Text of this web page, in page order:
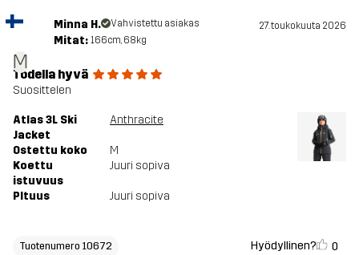
M
Minna H. Vahvistettu asiakas 27. toukokuuta 2026
Mitat: 166cm, 68kg
Todella hyvä
Suosittelen
Atlas 3L Ski
Jacket
Anthracite
Ostettu koko
M
Koettu
istuvuus
Juuri sopiva
PItuus Juuri sopiva
Tuotenumero 10672 Hyödyllinen? 0